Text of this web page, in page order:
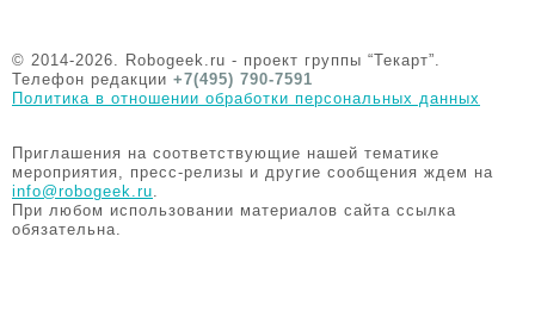
© 2014-2026. Robogeek.ru - проект группы “Текарт”.
Телефон редакции +7(495) 790-7591
Политика в отношении обработки персональных данных
Приглашения на соответствующие нашей тематике
мероприятия, пресс-релизы и другие сообщения ждем на
info@robogeek.ru.
При любом использовании материалов сайта ссылка
обязательна.